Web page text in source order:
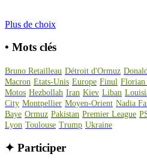
Plus de choix
• Mots clés
Bruno Retailleau Détroit d'Ormuz
Macron Etats-Unis Europe Finul
Motos Hezbollah Iran Kiev Liban
City Montpellier Moyen-Orient Nadia
Baye Ormuz Pakistan Premier League
Lyon Toulouse Trump Ukraine
✦ Participer